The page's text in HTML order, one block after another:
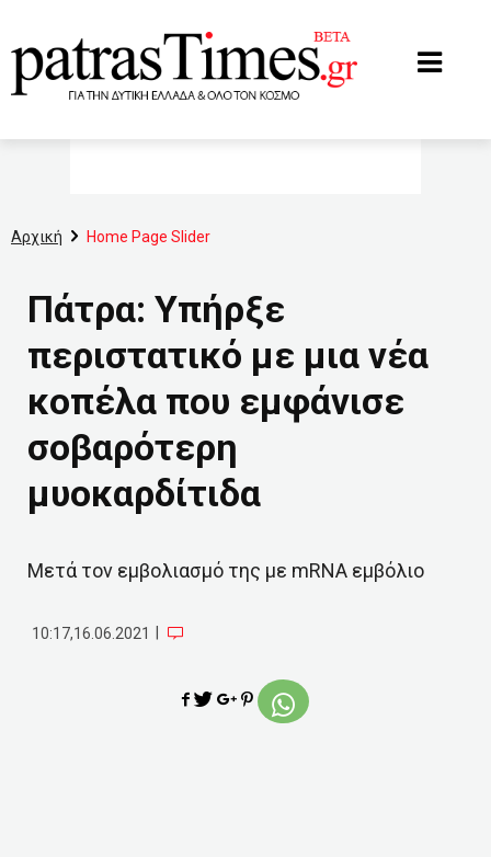
Αρχική Home Page Slider
Πάτρα: Υπήρξε
περιστατικό με μια νέα
κοπέλα που εμφάνισε
σοβαρότερη
μυοκαρδίτιδα
Μετά τον εμβολιασμό της με mRNA εμβόλιο
10:17,16.06.2021